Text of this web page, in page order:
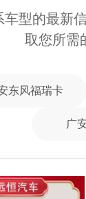
型的最
取您所需
东风福瑞卡
广